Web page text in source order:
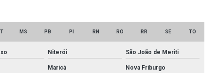
Chapa de aço inox 430 escovado
Chapa aço inox preço
Chapa inox 430 preço
MS PB PI RN RO RR SE TO
Niterói São João de Meriti
Maricá Nova Friburgo